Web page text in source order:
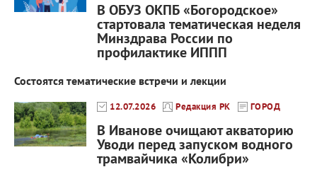
В ОБУЗ ОКПБ «Богородское»
стартовала тематическая неделя
Минздрава России по
профилактике ИППП
Состоятся тематические встречи и лекции
12.07.2026 Редакция РК ГОРОД
В Иванове очищают акваторию
Уводи перед запуском водного
трамвайчика «Колибри»